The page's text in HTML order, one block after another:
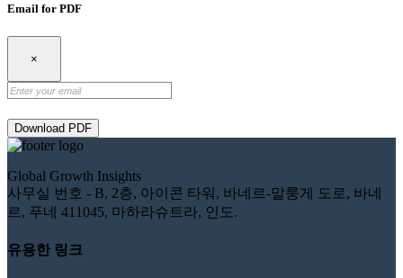
Email for PDF
×
Download PDF
Global Growth Insights
사무실 번호 - B, 2층, 아이콘 타워, 바네르-말룽게 도로, 바네
르, 푸네 411045, 마하라슈트라, 인도.
유용한 링크